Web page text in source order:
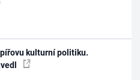
kulturní politiku.